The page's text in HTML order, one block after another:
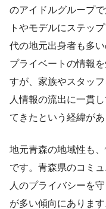
のアイドルグループ
トやモデルにステッ
代の地元出身者も多
プライベートの情報
すが、家族やスタッ
人情報の流出に一貫
てきたという経緯があ
地元青森の地域性も
です。青森県のコミ
人のプライバシーを
が多い傾向にありま